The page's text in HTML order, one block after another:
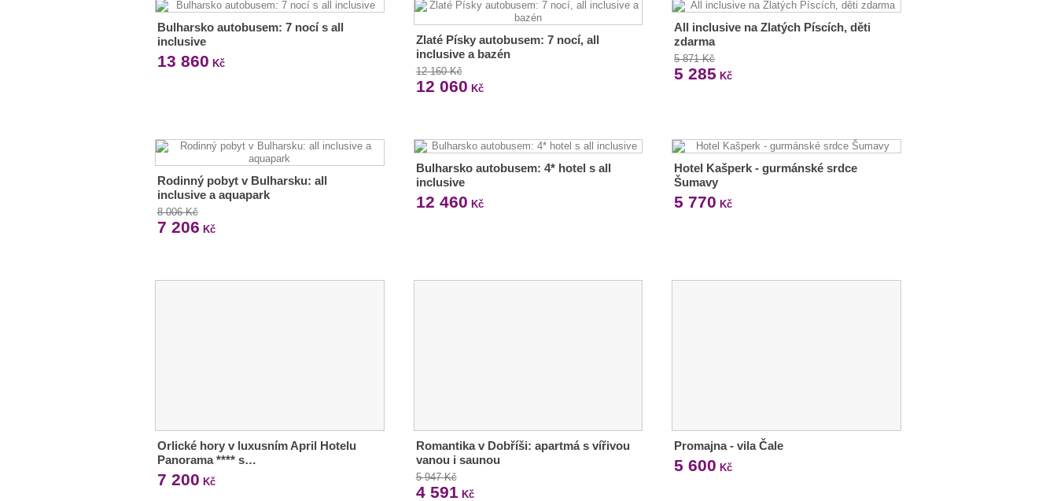
Bulharsko autobusem: 7 nocí s all
inclusive
13 860 Kč
Zlaté Písky autobusem: 7 nocí, all
inclusive a bazén
12 160 Kč
12 060 Kč
All inclusive na Zlatých Píscích, děti
zdarma
5 871 Kč
5 285 Kč
Rodinný pobyt v Bulharsku: all
inclusive a aquapark
8 006 Kč
7 206 Kč
Bulharsko autobusem: 4* hotel s all
inclusive
12 460 Kč
Hotel Kašperk - gurmánské srdce
Šumavy
5 770 Kč
Orlické hory v luxusním April Hotelu
Panorama **** s…
7 200 Kč
Romantika v Dobříši: apartmá s vířivou
vanou i saunou
5 947 Kč
4 591 Kč
Promajna - vila Čale
5 600 Kč